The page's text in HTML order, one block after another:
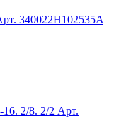
340022H102535A